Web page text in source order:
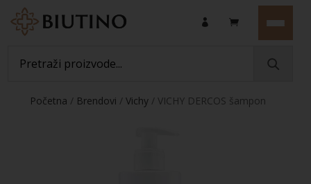
Početna / Brendovi /Vichy / VICHY DERCOS šampon